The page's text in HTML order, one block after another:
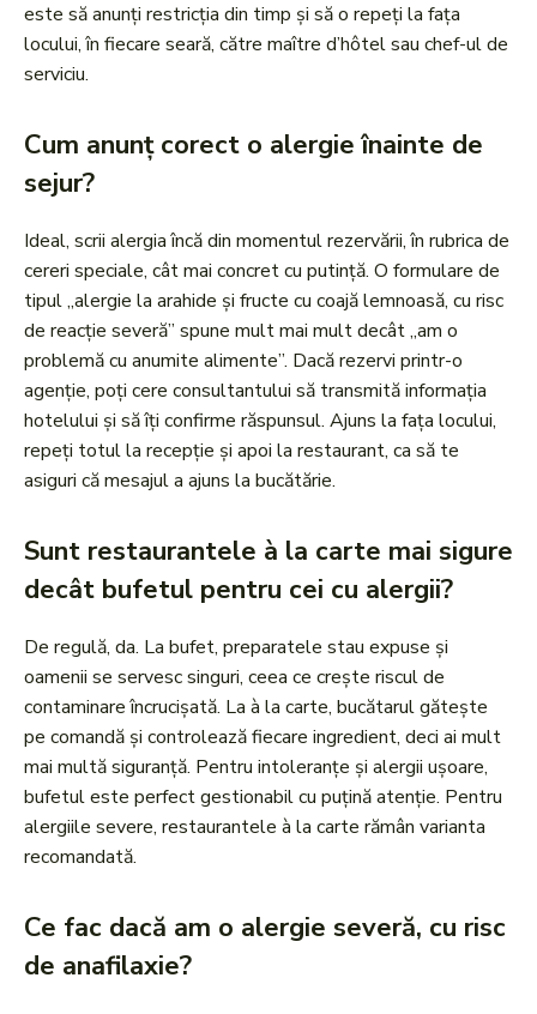
este să anunți restricția din timp și să o repeți la fața
locului, în fiecare seară, către maître d’hôtel sau chef-ul de
serviciu.
Cum anunț corect o alergie înainte de
sejur?
Ideal, scrii alergia încă din momentul rezervării, în rubrica de
cereri speciale, cât mai concret cu putință. O formulare de
tipul „alergie la arahide și fructe cu coajă lemnoasă, cu risc
de reacție severă” spune mult mai mult decât „am o
problemă cu anumite alimente”. Dacă rezervi printr-o
agenție, poți cere consultantului să transmită informația
hotelului și să îți confirme răspunsul. Ajuns la fața locului,
repeți totul la recepție și apoi la restaurant, ca să te
asiguri că mesajul a ajuns la bucătărie.
Sunt restaurantele à la carte mai sigure
decât bufetul pentru cei cu alergii?
De regulă, da. La bufet, preparatele stau expuse și
oamenii se servesc singuri, ceea ce crește riscul de
contaminare încrucișată. La à la carte, bucătarul gătește
pe comandă și controlează fiecare ingredient, deci ai mult
mai multă siguranță. Pentru intoleranțe și alergii ușoare,
bufetul este perfect gestionabil cu puțină atenție. Pentru
alergiile severe, restaurantele à la carte rămân varianta
recomandată.
Ce fac dacă am o alergie severă, cu risc
de anafilaxie?